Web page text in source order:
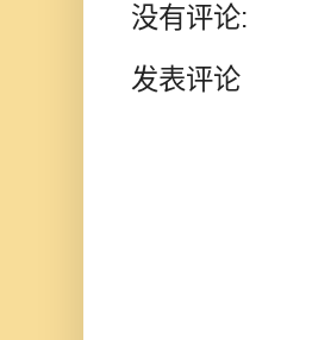
没有评论:
发表评论